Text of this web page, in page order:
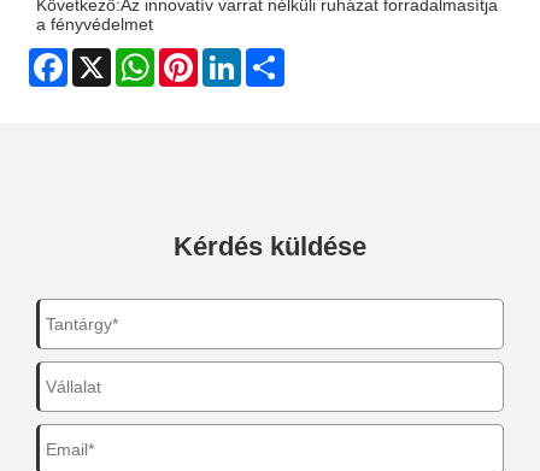
Következő:Az innovatív varrat nélküli ruházat forradalmasítja
a fényvédelmet
Facebook
X WhatsAppPinterestLinkedIn
Kérdés küldése